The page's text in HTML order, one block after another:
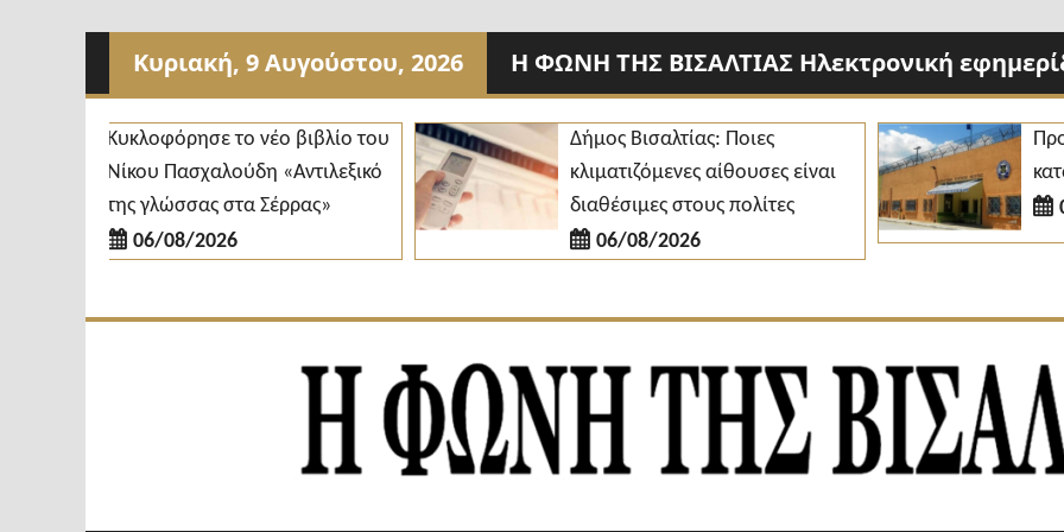
Κυριακή, 9 Αυγούστου, 2026 Η ΦΩΝΗ ΤΗΣ ΒΙΣΑΛΤΙΑΣ Ηλεκτρονική
Κυκλοφόρησε το νέο βιβλίο του
Νίκου Πασχαλούδη «Αντιλεξικό
της γλώσσας στα Σέρρας»
06/08/2026
Δήμος Βισαλτίας: Ποιες
κλιματιζόμενες αίθουσες είναι
διαθέσιμες στους πολίτες
06/08/2026
06/